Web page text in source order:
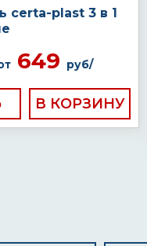
certa-plast 3 в 1
649 руб/